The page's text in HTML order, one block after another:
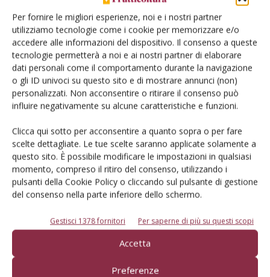
Per fornire le migliori esperienze, noi e i nostri partner
utilizziamo tecnologie come i cookie per memorizzare e/o
accedere alle informazioni del dispositivo. Il consenso a queste
tecnologie permetterà a noi e ai nostri partner di elaborare
dati personali come il comportamento durante la navigazione
o gli ID univoci su questo sito e di mostrare annunci (non)
personalizzati. Non acconsentire o ritirare il consenso può
influire negativamente su alcune caratteristiche e funzioni.
Clicca qui sotto per acconsentire a quanto sopra o per fare
scelte dettagliate. Le tue scelte saranno applicate solamente a
questo sito. È possibile modificare le impostazioni in qualsiasi
momento, compreso il ritiro del consenso, utilizzando i
pulsanti della Cookie Policy o cliccando sul pulsante di gestione
del consenso nella parte inferiore dello schermo.
Gestisci 1378 fornitori Per saperne di più su questi scopi
Accetta
Preferenze
alberi e altri parametri in modo geolocalizzato.
Utilizzando immagini di oltre 500 genotipi diversi, tra il
2025 e il 2027 verrà sviluppato un algoritmo il più
robusto possibile e applicabile a diverse varietà. La
particolarità di questo progetto è che l'algoritmo sarà
“open source”, a differenza dei sistemi commerciali, il cui
codice di solito non è accessibile.
L’obiettivo del laboratorio e dei suoi partner è ridurre
l’impatto ambientale delle pratiche agricole e preparare il
settore agroalimentare alle sfide future, integrando
soluzioni tecnologiche innovative nelle pratiche agricole
attuali.